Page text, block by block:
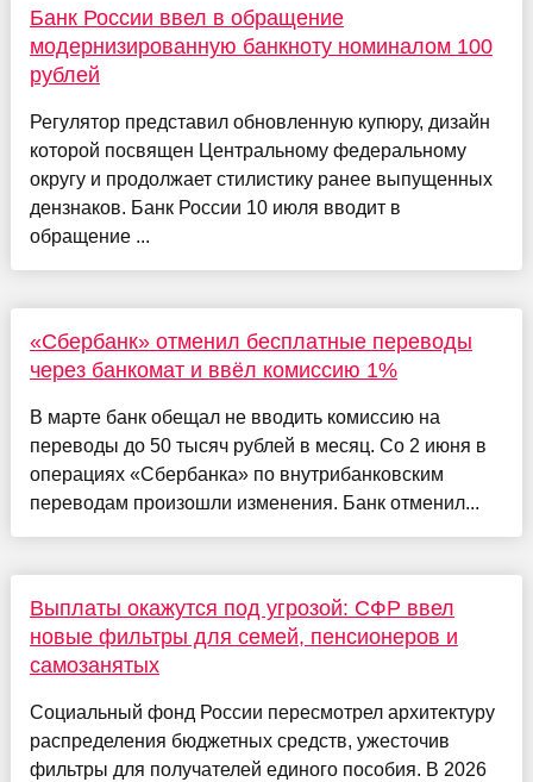
Банк России ввел в обращение
модернизированную банкноту номиналом 100
рублей
Регулятор представил обновленную купюру, дизайн
которой посвящен Центральному федеральному
округу и продолжает стилистику ранее выпущенных
дензнаков. Банк России 10 июля вводит в
обращение ...
«Сбербанк» отменил бесплатные переводы
через банкомат и ввёл комиссию 1%
В марте банк обещал не вводить комиссию на
переводы до 50 тысяч рублей в месяц. Со 2 июня в
операциях «Сбербанка» по внутрибанковским
переводам произошли изменения. Банк отменил...
Выплаты окажутся под угрозой: СФР ввел
новые фильтры для семей, пенсионеров и
самозанятых
Социальный фонд России пересмотрел архитектуру
распределения бюджетных средств, ужесточив
фильтры для получателей единого пособия. В 2026